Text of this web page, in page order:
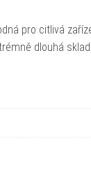
pro citlivá
dlouhá